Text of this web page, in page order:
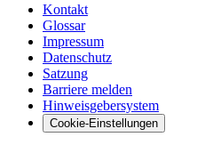
Kontakt
Glossar
Impressum
Datenschutz
Satzung
Barriere melden
Hinweisgebersystem
Cookie-Einstellungen